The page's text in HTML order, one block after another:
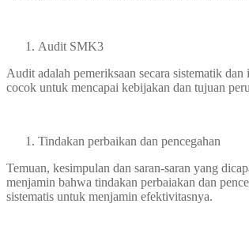
Audit SMK3
Audit adalah pemeriksaan secara sistematik
cocok untuk mencapai kebijakan dan tujuan
Tindakan perbaikan dan pencegahan
Temuan, kesimpulan dan saran-saran yang
menjamin bahwa tindakan perbaiakan dan
sistematis untuk menjamin efektivitasnya.